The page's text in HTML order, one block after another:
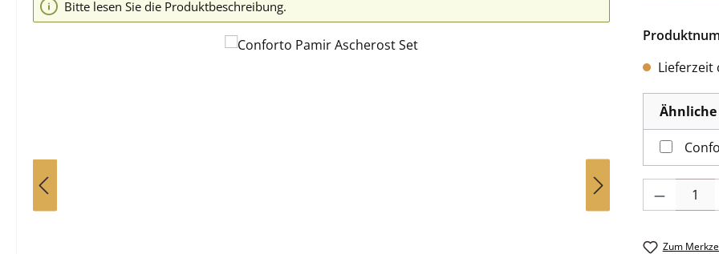
Bitte lesen Sie die Produktbeschreibung.
Lieferzeit
Produkt
Zum